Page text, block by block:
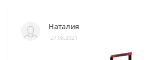
Наталия
27.08.2021